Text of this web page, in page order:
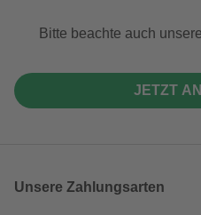
Bitte beachte auch unsere
JETZT
Unsere Zahlungsarten